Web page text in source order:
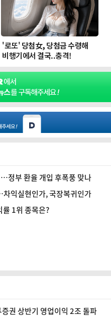
정부 환율 개입 후폭풍 맞나
익실현인가, 국장복귀인가
1위 종목은?
권 상반기 영업이익 2조 돌파